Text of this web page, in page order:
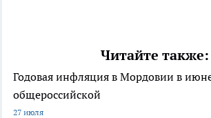
Читайте также:
Годовая инфляция в Мордовии в
общероссийской
27 июля